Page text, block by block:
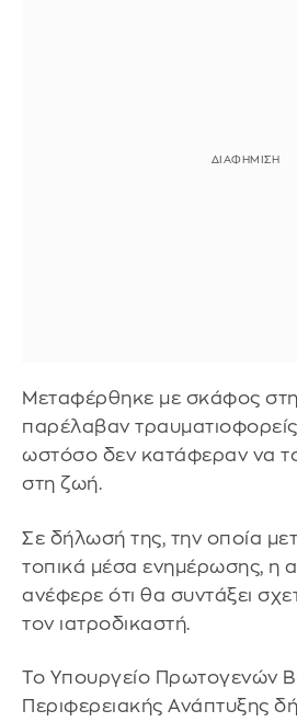
Μεταφέρθηκε με σκάφος
παρέλαβαν τραυματιοφορείς,
ωστόσο δεν κατάφεραν να
στη ζωή.
Σε δήλωσή της, την οποία
τοπικά μέσα ενημέρωσης, η
ανέφερε ότι θα συντάξει
τον ιατροδικαστή.
Το Υπουργείο Πρωτογενών
Περιφερειακής Ανάπτυξης